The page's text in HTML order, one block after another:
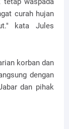
curah hujan
kata Jules
korban dan
dengan
dan pihak